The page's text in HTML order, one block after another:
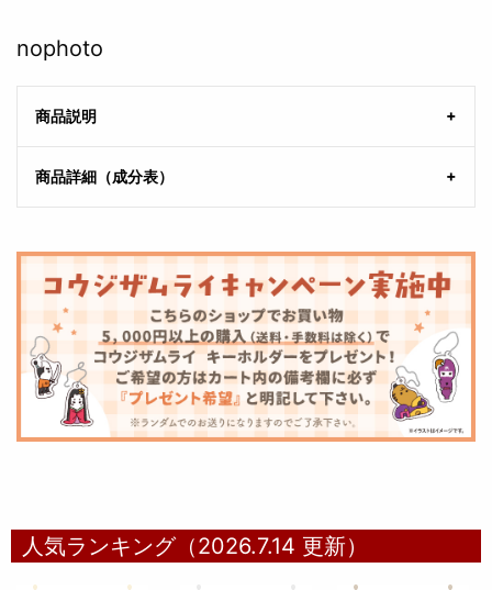
nophoto
商品説明
商品詳細（成分表）
人気ランキング（2026.7.14 更新）